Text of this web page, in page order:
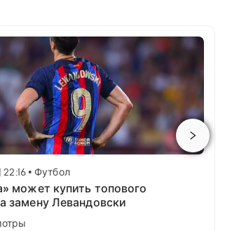
22:16 • Футбол
может купить топового
замену Левандовски